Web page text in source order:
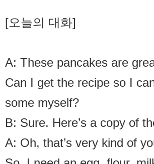
[오늘의 대화]
A: These pancakes are
Can I get the recipe so I
some myself?
B: Sure. Here’s a copy of
A: Oh, that’s very kind of